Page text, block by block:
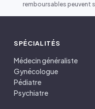
remboursables peuvent
SPÉCIALITÉS
Médecin généraliste
Gynécologue
Pédiatre
Psychiatre